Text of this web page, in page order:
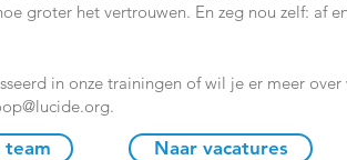
groter het vertrouwen. En zeg nou zelf: af
in onze trainingen of wil je er meer
@lucide.org.
team Naar vacatures